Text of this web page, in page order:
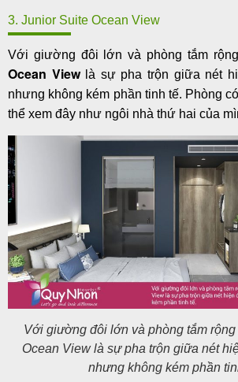
3. Junior Suite Ocean View
Với giường đôi lớn và phòng tắm
Ocean Viewlà sự pha trộn giữa nét
nhưng không kém phần tinh tế. Phòng
thể xem đây như ngôi nhà thứ hai của
Với giường đôi lớn và phòng tắm
Ocean View là sự pha trộn giữa nét
nhưng không kém phần